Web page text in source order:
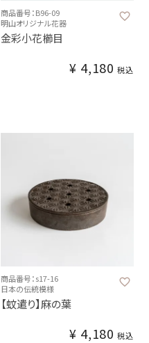
商品番号：B96-09
明山オリジナル花器
金彩小花櫛目
¥ 4,180 税込
商品番号：s17-16
日本の伝統模様
【蚊遣り】麻の葉
¥ 4,180 税込